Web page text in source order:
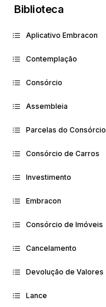
Biblioteca
Aplicativo Embracon
Contemplação
Consórcio
Assembleia
Parcelas do Consórcio
Consórcio de Carros
Investimento
Embracon
Consórcio de Imóveis
Cancelamento
Devolução de Valores
Lance